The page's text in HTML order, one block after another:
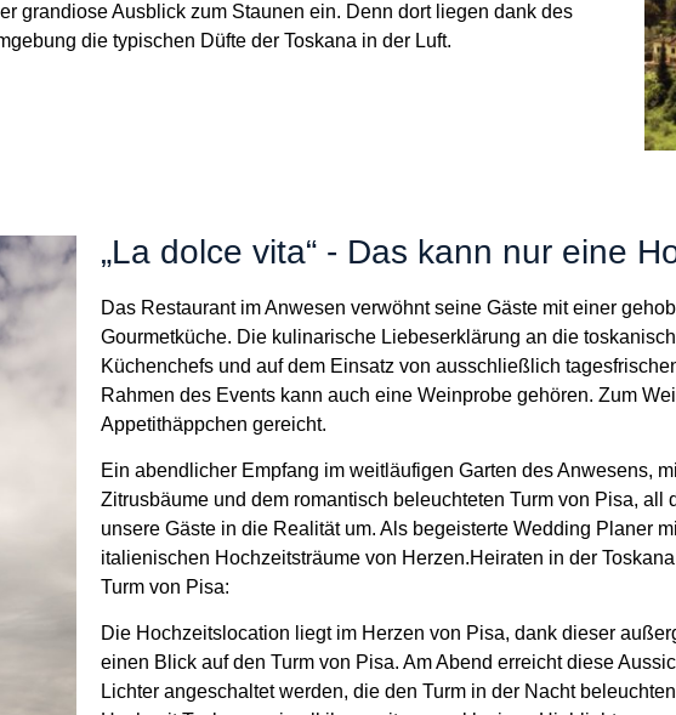
grandiose Ausblick zum Staunen ein. Denn dort liegen dank des
die typischen Düfte der Toskana in der Luft.
„La dolce vita“ - Das kann nur eine
Das Restaurant im Anwesen verwöhnt seine Gäste mit einer
Gourmetküche. Die kulinarische Liebeserklärung an die
Küchenchefs und auf dem Einsatz von ausschließlich
Rahmen des Events kann auch eine Weinprobe gehören. Zum
Appetithäppchen gereicht.
Ein abendlicher Empfang im weitläufigen Garten des Anwesens,
Zitrusbäume und dem romantisch beleuchteten Turm von Pisa, all
unsere Gäste in die Realität um. Als begeisterte Wedding Planer
italienischen Hochzeitsträume von Herzen.Heiraten in der
Turm von Pisa:
Die Hochzeitslocation liegt im Herzen von Pisa, dank dieser
einen Blick auf den Turm von Pisa. Am Abend erreicht diese
Lichter angeschaltet werden, die den Turm in der Nacht